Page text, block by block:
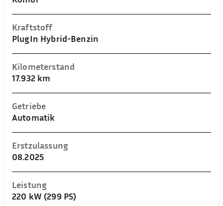
Kraftstoff
PlugIn Hybrid-Benzin
Kilometerstand
17.932 km
Getriebe
Automatik
Erstzulassung
08.2025
Leistung
220 kW (299 PS)